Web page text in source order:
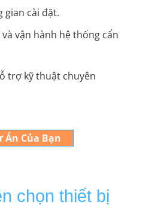
gian cài đặt.
vận hành hệ thống cẩn
trợ kỹ thuật chuyên
Án Của Bạn
chọn thiết bị